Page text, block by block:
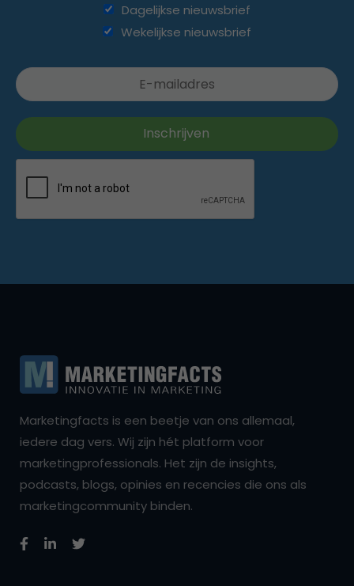
Dagelijkse nieuwsbrief
Wekelijkse nieuwsbrief
Marketingfacts is een beetje van ons allemaal,
iedere dag vers. Wij zijn hét platform voor
marketingprofessionals. Het zijn de insights,
podcasts, blogs, opinies en recencies die ons als
marketingcommunity binden.